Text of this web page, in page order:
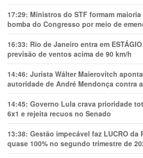
17:29: Ministros do STF formam
bomba do Congresso por meio de
16:33: Rio de Janeiro entra em
previsão de ventos acima de 90 km/h
14:46: Jurista Wálter Maierovitch
autoridade de André Mendonça contra
14:45: Governo Lula crava prioridade
6x1 e rejeita recuos no Senado
13:38: Gestão impecável faz LUCRO da
quase 100% no segundo trimestre de